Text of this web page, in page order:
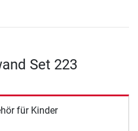
Set 223
für Kinder